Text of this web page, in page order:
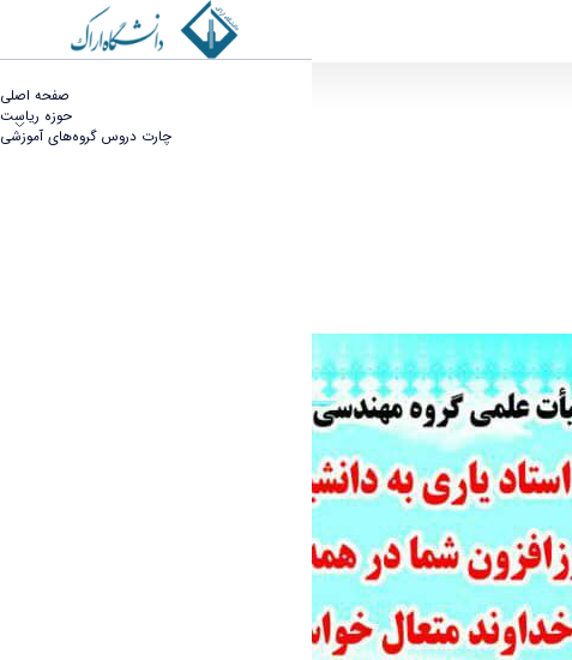
صفحه اصلی
حوزه ریاست
چارت دروس گروه‌های آموزشی